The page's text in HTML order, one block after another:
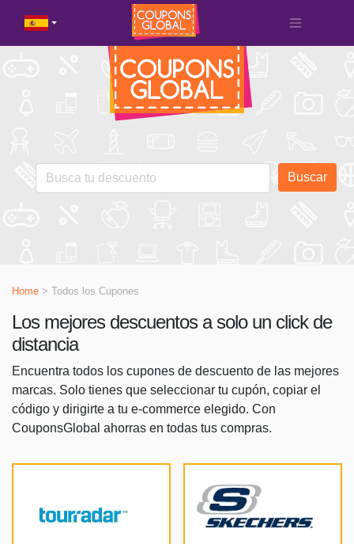
Buscar
Home > Todos los Cupones
Los mejores descuentos a solo un click de
distancia
Encuentra todos los cupones de descuento de las mejores
marcas. Solo tienes que seleccionar tu cupón, copiar el
código y dirigirte a tu e-commerce elegido. Con
CouponsGlobal ahorras en todas tus compras.